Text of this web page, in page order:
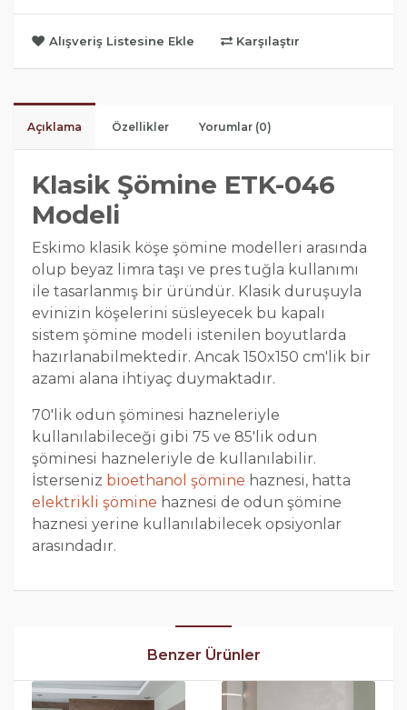
Alışveriş Listesine Ekle Karşılaştır
Açıklama Özellikler Yorumlar (0)
Klasik Şömine ETK-046
Modeli
Eskimo klasik köşe şömine modelleri arasında
olup beyaz limra taşı ve pres tuğla kullanımı
ile tasarlanmış bir üründür. Klasik duruşuyla
evinizin köşelerini süsleyecek bu kapalı
sistem şömine modeli istenilen boyutlarda
hazırlanabilmektedir. Ancak 150x150 cm'lik bir
azami alana ihtiyaç duymaktadır.
70'lik odun şöminesi hazneleriyle
kullanılabileceği gibi 75 ve 85'lik odun
şöminesi hazneleriyle de kullanılabilir.
İsterseniz bioethanol şömine haznesi, hatta
elektrikli şömine haznesi de odun şömine
haznesi yerine kullanılabilecek opsiyonlar
arasındadır.
Benzer Ürünler